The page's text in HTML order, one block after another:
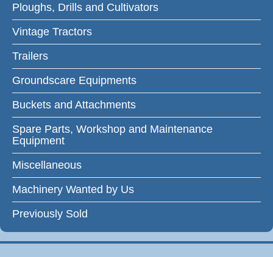
Ploughs, Drills and Cultivators
Vintage Tractors
Trailers
Groundscare Equipments
Buckets and Attachments
Spare Parts, Workshop and Maintenance
Equipment
Miscellaneous
Machinery Wanted by Us
Previously Sold